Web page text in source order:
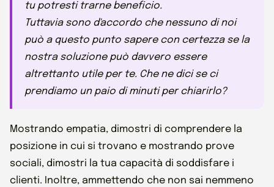
tu potresti trarne beneficio.
Tuttavia sono d'accordo che nessuno di noi
può a questo punto sapere con certezza se la
nostra soluzione può davvero essere
altrettanto utile per te. Che ne dici se ci
prendiamo un paio di minuti per chiarirlo?
Mostrando empatia, dimostri di comprendere la
posizione in cui si trovano e mostrando prove
sociali, dimostri la tua capacità di soddisfare i
clienti. Inoltre, ammettendo che non sai nemmeno